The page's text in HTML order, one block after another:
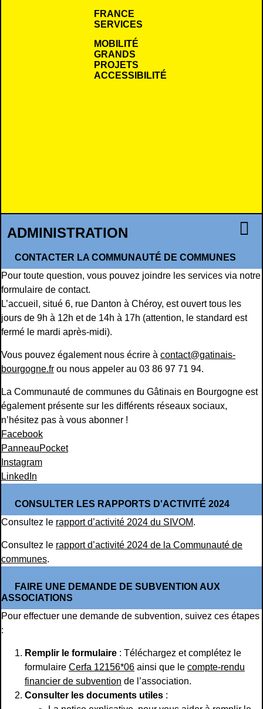
FRANCE
SERVICES
MOBILITÉ
GRANDS
PROJETS
ACCESSIBILITÉ
ADMINISTRATION
CONTACTER LA COMMUNAUTÉ DE COMMUNES
Pour toute question, vous pouvez joindre les services via notre
formulaire de contact.
L’accueil, situé 6, rue Danton à Chéroy, est ouvert tous les
jours de 9h à 12h et de 14h à 17h (attention, le standard est
fermé le mardi après-midi).
Vous pouvez également nous écrire à contact@gatinais-
bourgogne.fr ou nous appeler au 03 86 97 71 94.
La Communauté de communes du Gâtinais en Bourgogne est
également présente sur les différents réseaux sociaux,
n’hésitez pas à vous abonner !
Facebook
PanneauPocket
Instagram
LinkedIn
CONSULTER LES RAPPORTS D'ACTIVITÉ 2024
Consultez le rapport d’activité 2024 du SIVOM.
Consultez le rapport d’activité 2024 de la Communauté de
communes.
FAIRE UNE DEMANDE DE SUBVENTION AUX
ASSOCIATIONS
Pour effectuer une demande de subvention, suivez ces étapes
:
Remplir le formulaire : Téléchargez et complétez le
formulaire Cerfa 12156*06 ainsi que le compte-rendu
financier de subvention de l’association.
Consulter les documents utiles :